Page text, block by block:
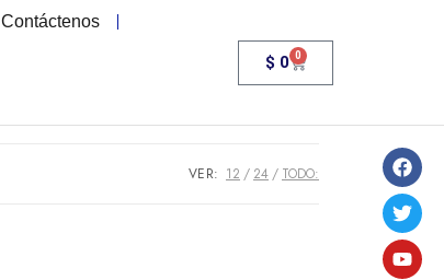
Contáctenos
$ 0 0
VER: 12 24 TODO: